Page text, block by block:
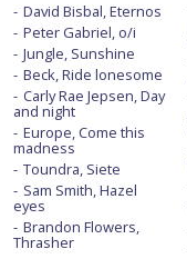
David Bisbal, Eternos
Peter Gabriel, o/i
Jungle, Sunshine
Beck, Ride lonesome
Carly Rae Jepsen, Day
and night
Europe, Come this
madness
Toundra, Siete
Sam Smith, Hazel
eyes
Brandon Flowers,
Thrasher